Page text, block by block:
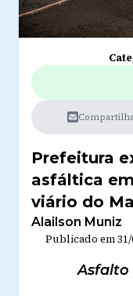
Prefeitura
asfáltica
viário do
Alailson Muniz
Publicado em
Asfalto